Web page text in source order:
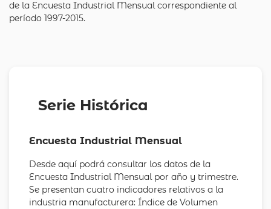
de la Encuesta Industrial Mensual correspondiente al
período 1997-2015.
Serie Histórica
Encuesta Industrial Mensual
Desde aquí podrá consultar los datos de la
Encuesta Industrial Mensual por año y trimestre.
Se presentan cuatro indicadores relativos a la
industria manufacturera: Índice de Volumen